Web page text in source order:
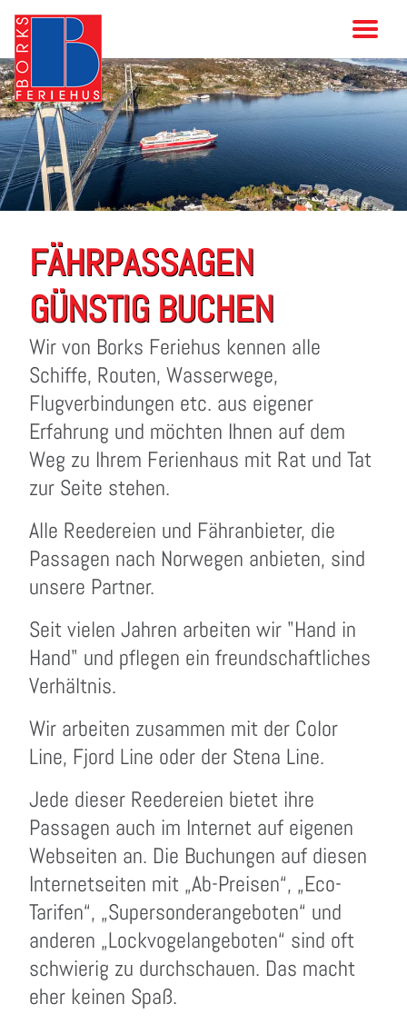
FÄHRPASSAGEN
GÜNSTIG BUCHEN
Wir von Borks Feriehus kennen alle
Schiffe, Routen, Wasserwege,
Flugverbindungen etc. aus eigener
Erfahrung und möchten Ihnen auf dem
Weg zu Ihrem Ferienhaus mit Rat und Tat
zur Seite stehen.
Alle Reedereien und Fähranbieter, die
Passagen nach Norwegen anbieten, sind
unsere Partner.
Seit vielen Jahren arbeiten wir "Hand in
Hand" und pflegen ein freundschaftliches
Verhältnis.
Wir arbeiten zusammen mit der Color
Line, Fjord Line oder der Stena Line.
Jede dieser Reedereien bietet ihre
Passagen auch im Internet auf eigenen
Webseiten an. Die Buchungen auf diesen
Internetseiten mit „Ab-Preisen“, „Eco-
Tarifen“, „Supersonderangeboten“ und
anderen „Lockvogelangeboten“ sind oft
schwierig zu durchschauen. Das macht
eher keinen Spaß.